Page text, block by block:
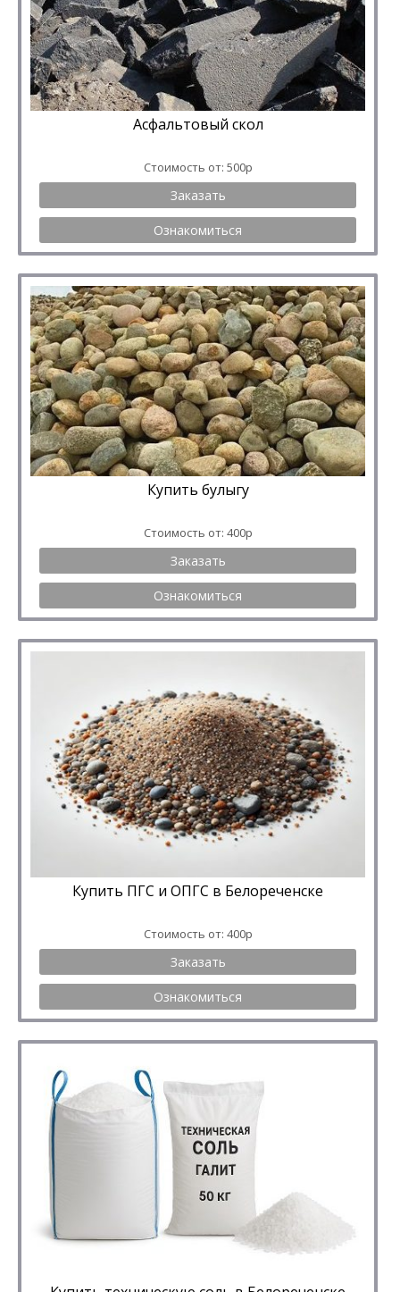
Асфальтовый скол
Стоимость от: 500р
Заказать
Ознакомиться
Купить булыгу
Стоимость от: 400р
Заказать
Ознакомиться
Купить ПГС и ОПГС в Белореченске
Стоимость от: 400р
Заказать
Ознакомиться